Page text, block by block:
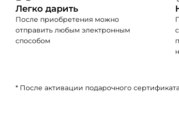
Легко дарить
После приобретения можно
отправить любым электронным
способом
* После активации подарочного